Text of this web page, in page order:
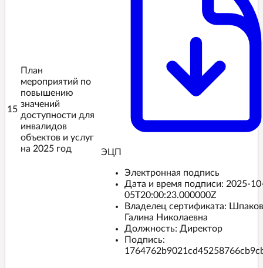
15
План
мероприятий по
повышению
значений
доступности для
инвалидов
объектов и услуг
на 2025 год
ЭЦП️
Электронная подпись
Дата и время подписи: 2025-
05T20:00:23.000000Z
Владелец сертификата:
Галина Николаевна
Должность: Директор
Подпись: